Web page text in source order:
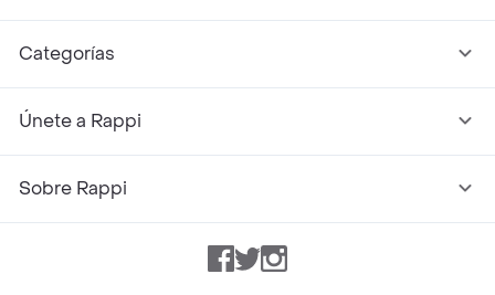
Categorías
Únete a Rappi
Sobre Rappi
Facebook
TwitterInstagram